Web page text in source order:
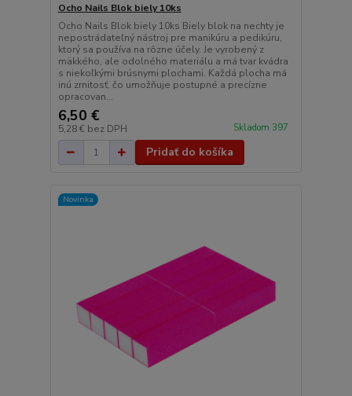
Ocho Nails Blok biely 10ks
Ocho Nails Blok biely 10ks Biely blok na nechty je
nepostrádateľný nástroj pre manikúru a pedikúru,
ktorý sa používa na rôzne účely. Je vyrobený z
mäkkého, ale odolného materiálu a má tvar kvádra
s niekoľkými brúsnymi plochami. Každá plocha má
inú zrnitosť, čo umožňuje postupné a precízne
opracovan...
6,50 €
5,28 € bez DPH Skladom 397
Pridať do košíka
Novinka